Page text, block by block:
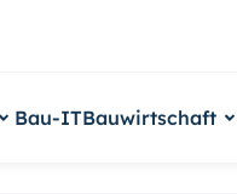
Bau-ITBauwirtschaft